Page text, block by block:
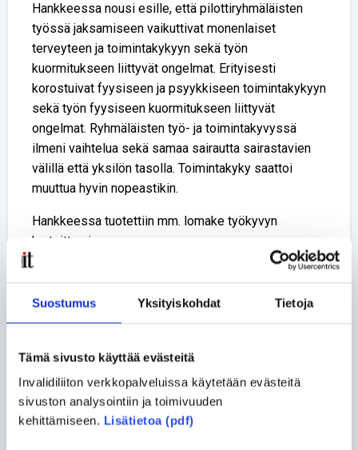
Suostumus Yksityiskohdat Tietoja
Tämä sivusto käyttää evästeitä
Invalidiliiton verkkopalveluissa käytetään evästeitä
sivuston analysointiin ja toimivuuden
kehittämiseen. Lisätietoa (pdf)
Hankkeessa nousi esille, että pilottiryhmäläisten
työssä jaksamiseen vaikuttivat monenlaiset
terveyteen ja toimintakykyyn sekä työn
kuormitukseen liittyvät ongelmat. Erityisesti
korostuivat fyysiseen ja psyykkiseen toimintakykyyn
sekä työn fyysiseen kuormitukseen liittyvät
ongelmat. Ryhmäläisten työ- ja toimintakyvyssä
ilmeni vaihtelua sekä samaa sairautta sairastavien
välillä että yksilön tasolla. Toimintakyky saattoi
muuttua hyvin nopeastikin.
Hankkeessa tuotettiin mm. lomake työkyvyn
kartoittamiseen.
Hankkeen loppuraporttiin voi tutusta tästä linkistä
Lue lisää aihepiiristä
Jaa uutinen
Jaa Facebookissa
Jaa Twitterissä
Jaa sähköpostilla